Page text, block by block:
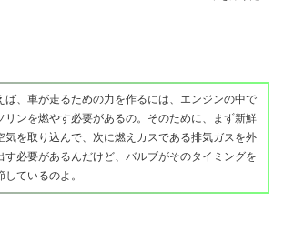
ば、車が走るための力を作るには、エンジンの中で
リンを燃やす必要があるの。そのために、まず新鮮
気を取り込んで、次に燃えカスである排気ガスを外
す必要があるんだけど、バルブがそのタイミングを
しているのよ。